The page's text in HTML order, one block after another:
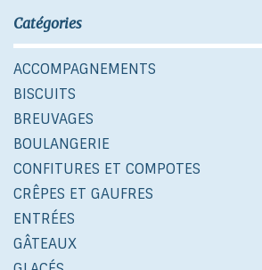
Catégories
ACCOMPAGNEMENTS
BISCUITS
BREUVAGES
BOULANGERIE
CONFITURES ET COMPOTES
CRÊPES ET GAUFRES
ENTRÉES
GÂTEAUX